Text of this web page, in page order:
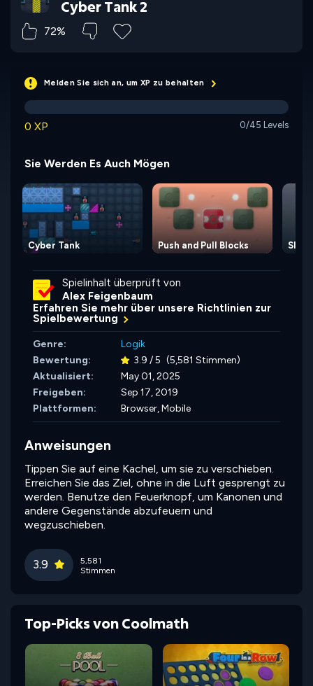
Cyber Tank 2
72%
Melden Sie sich an, um XP zu behalten
0 XP 0/45 Levels
Sie Werden Es Auch Mögen
Cyber Tank Push and Pull Blocks Slide
Spielinhalt überprüft von
Alex Feigenbaum
Erfahren Sie mehr über unsere Richtlinien zur
Spielbewertung
Genre:
Logik
Bewertung:
3.9 / 5 (5,581 Stimmen)
Aktualisiert:
May 01, 2025
Freigeben:
Sep 17, 2019
Plattformen:
Browser, Mobile
Anweisungen
Tippen Sie auf eine Kachel, um sie zu verschieben.
Erreichen Sie das Ziel, ohne in die Luft gesprengt zu
werden. Benutze den Feuerknopf, um Kanonen und
andere Gegenstände abzufeuern und
wegzuschieben.
3.9
5,581
Stimmen
Top-Picks von Coolmath